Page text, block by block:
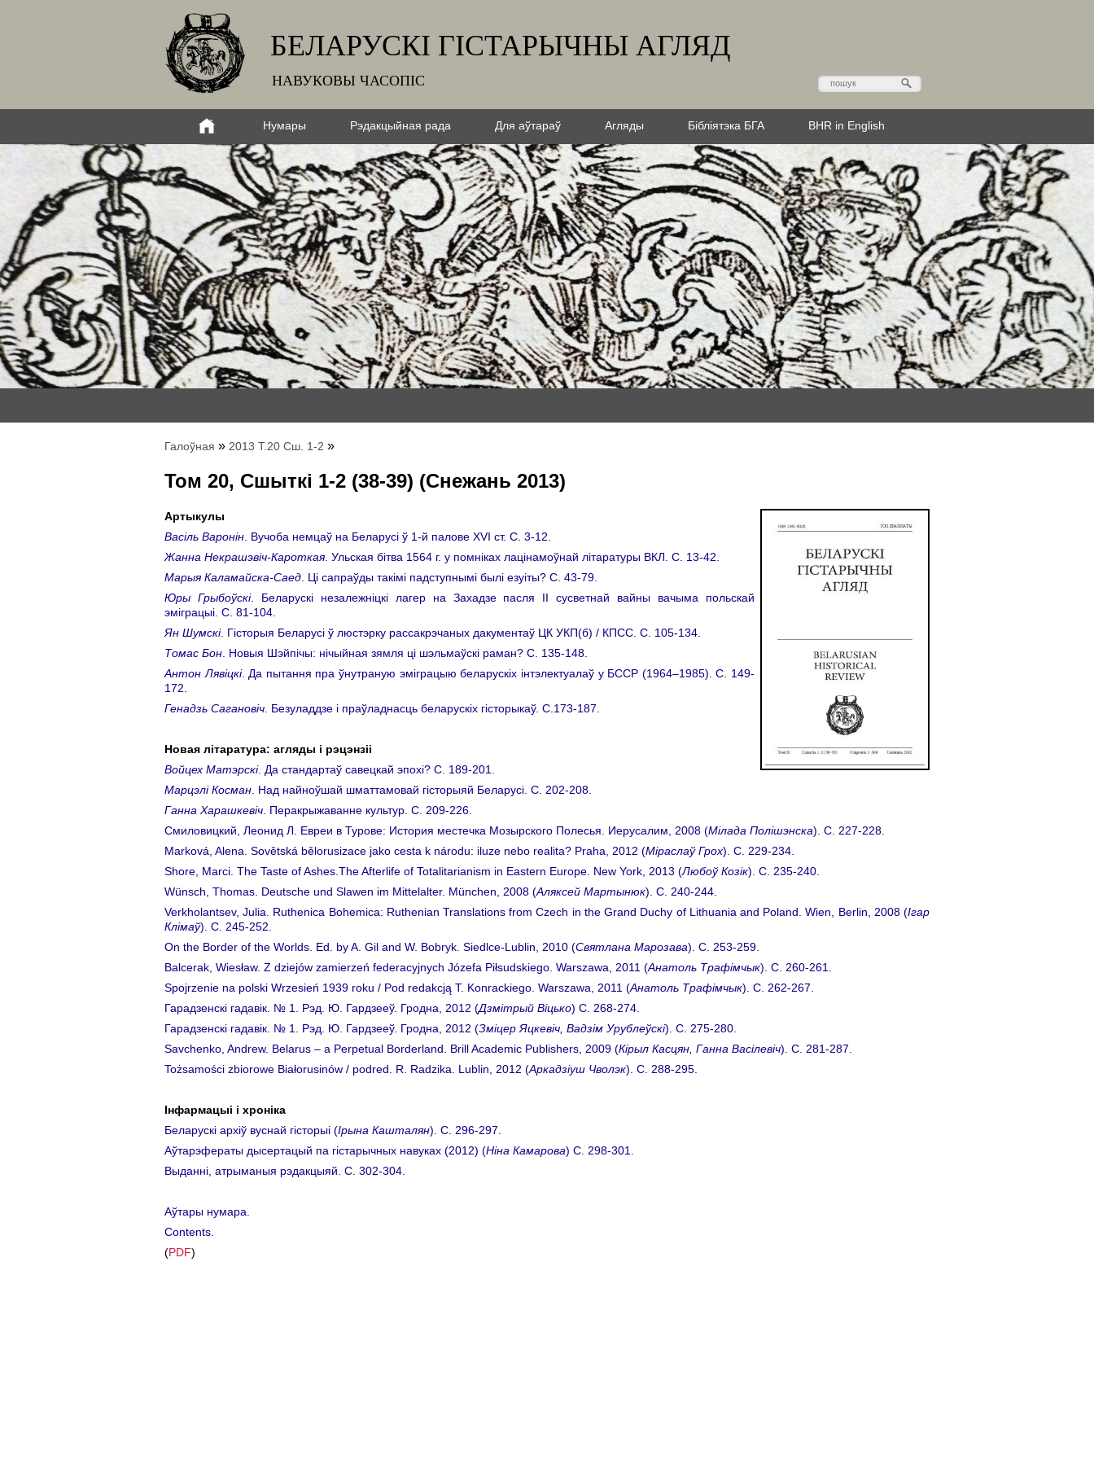
БЕЛАРУСКІ ГІСТАРЫЧНЫ АГЛЯД
НАВУКОВЫ ЧАСОПІС
Нумары Рэдакцыйная рада Для аўтараў Агляды Бібліятэка БГА BHR in English
Галоўная » 2013 Т.20 Сш. 1-2 »
Том 20, Сшыткі 1-2 (38-39) (Снежань 2013)
Артыкулы
Васіль Варонін . Вучоба немцаў на Беларусі ў 1-й палове XVI ст. C. 3-12.
Жанна Некрашэвіч-Кароткая. Ульская бітва 1564 г. у помніках лацінамоўнай літаратуры ВКЛ. C. 13-42.
Марыя Каламайска-Саед . Ці сапраўды такімі падступнымі былі езуіты? C. 43-79.
Юры Грыбоўскі. Беларускі незалежнiцкі лагер на Захадзе пасля ІІ сусветнай вайны вачыма польскай
эміграцыі. C. 81-104.
Ян Шумскі. Гісторыя Беларусі ў люстэрку рассакрэчаных дакументаў ЦК УКП(б) / КПСС. C. 105-134.
Томас Бон . Новыя Шэйпічы: нічыйная зямля ці шэльмаўскі раман? C. 135-148.
Антон Лявіцкі. Да пытання пра ўнутраную эміграцыю беларускіх інтэлектуалаў у БССР (1964–1985). C. 149-
172.
Генадзь Сагановіч . Безуладдзе і праўладнасць беларускіх гісторыкаў. C.173-187.
Новая літаратура: агляды і рэцэнзіі
Войцех Матэрскі. Да стандартаў савецкай эпохі? C. 189-201.
Марцэлі Косман . Над найноўшай шматтамовай гісторыяй Беларусі. C. 202-208.
Ганна Харашкевіч . Перакрыжаванне культур. C. 209-226.
Смиловицкий, Леонид Л. Евреи в Турове: История местечка Мозырского Полесья. Иерусалим, 2008 (Мілада Полішэнска). C. 227-228.
Marková, Alena. Sovětská bělorusizace jako cesta k národu: iluze nebo realita? Praha, 2012 (Міраслаў Грох). C. 229-234.
Shore, Marci. The Taste of Ashes.The Afterlife of Totalitarianism in Eastern Europe. New York, 2013 (Любоў Козік). C. 235-240.
Wünsch, Thomas. Deutsche und Slawen im Mittelalter. München, 2008 (Аляксей Мартынюк). C. 240-244.
Verkholantsev, Julia. Ruthenica Bohemica: Ruthenian Translations from Czech in the Grand Duchy of Lithuania and Poland. Wien, Berlin, 2008 (Ігар
Клімаў). C. 245-252.
On the Border of the Worlds. Ed. by A. Gil and W. Bobryk. Siedlce-Lublin, 2010 (Святлана Марозава). C. 253-259.
Balcerak, Wiesław. Z dziejów zamierzeń federacyjnych Józefa Piłsudskiego. Warszawa, 2011 (Анатоль Трафімчык). C. 260-261.
Spojrzenie na polski Wrzesień 1939 roku / Pod redakcją T. Konrackiego. Warszawa, 2011 (Анатоль Трафімчык). C. 262-267.
Гарадзенскі гадавік. № 1. Рэд. Ю. Гардзееў. Гродна, 2012 (Дзмітрый Віцько) C. 268-274.
Гарадзенскі гадавік. № 1. Рэд. Ю. Гардзееў. Гродна, 2012 (Зміцер Яцкевіч, Вадзім Урублеўскі). C. 275-280.
Savchenko, Andrew. Belarus – a Perpetual Borderland. Brill Academic Publishers, 2009 (Кірыл Касцян, Ганна Васілевіч). C. 281-287.
Tożsamości zbiorowe Białorusinów / рodred. R. Radzika. Lublin, 2012 (Аркадзіуш Чволэк). C. 288-295.
Інфармацыі і хроніка
Беларускі архіў вуснай гісторыі (Ірына Кашталян). C. 296-297.
Аўтарэфераты дысертацый па гістарычных навуках (2012) (Ніна Камарова) C. 298-301.
Выданні, атрыманыя рэдакцыяй. C. 302-304.
Аўтары нумара.
Contents.
(PDF)